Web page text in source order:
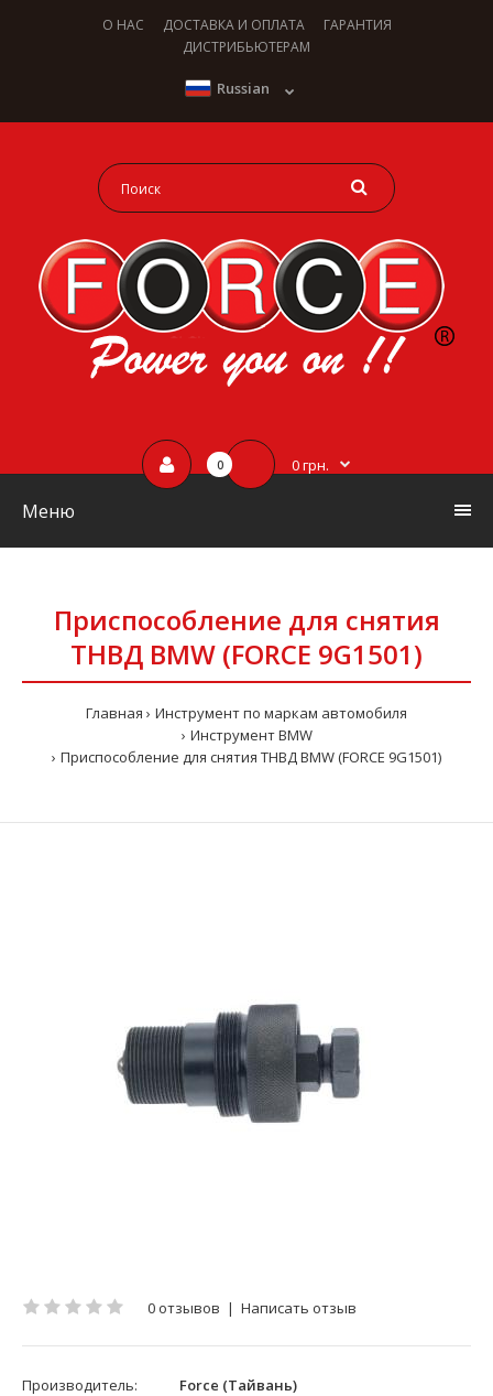
О НАС ДОСТАВКА И ОПЛАТА
ГАРАНТИЯ
ДИСТРИБЬЮТЕРАМ
Russian
0 0 грн.
Меню
Приспособление для снятия
ТНВД BMW (FORCE 9G1501)
Главная
Инструмент по маркам автомобиля
Инструмент BMW
Приспособление для снятия ТНВД BMW (FORCE 9G1501)
0 отзывов | Написать отзыв
Производитель:
Force (Тайвань)